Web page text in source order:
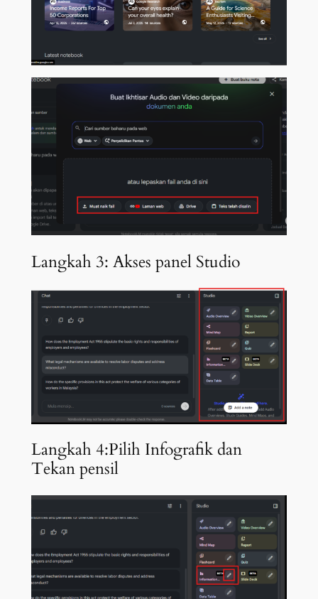
Langkah 3: Akses panel Studio
Langkah 4:Pilih Infografik dan
Tekan pensil